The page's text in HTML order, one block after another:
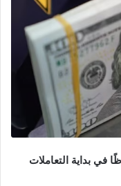
في بداية التعاملات